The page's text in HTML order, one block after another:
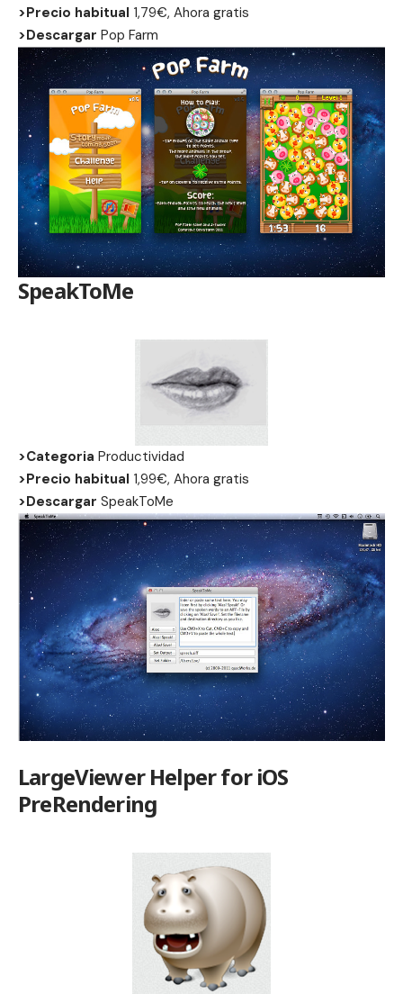
>Precio habitual 1,79€, Ahora gratis
>Descargar Pop Farm
SpeakToMe
>Categoria Productividad
>Precio habitual 1,99€, Ahora gratis
>Descargar SpeakToMe
LargeViewer Helper for iOS
PreRendering